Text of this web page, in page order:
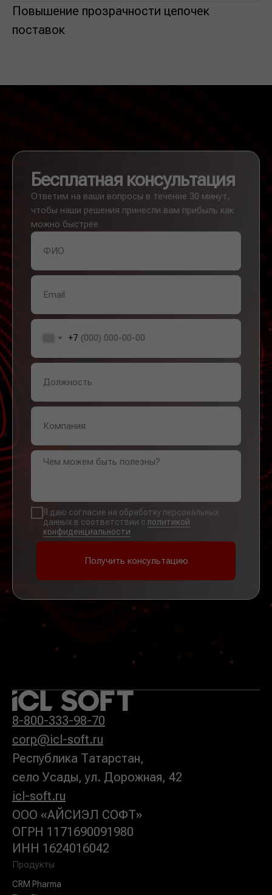
Повышение прозрачности цепочек
поставок
Бесплатная консультация
Ответим на ваши вопросы в течение 30 минут,
чтобы наши решения принесли вам прибыль как
можно быстрее
+7
Я даю согласие на обработку персональных
данных в соответствии с политикой
конфиденциальности
Получить консультацию
8-800-333-98-70
corp@icl-soft.ru
Республика Татарстан,
село Усады, ул. Дорожная, 42
icl-soft.ru
ООО «АЙСИЭЛ СОФТ»
ОГРН 1171690091980
ИНН 1624016042
Продукты
CRM Pharma